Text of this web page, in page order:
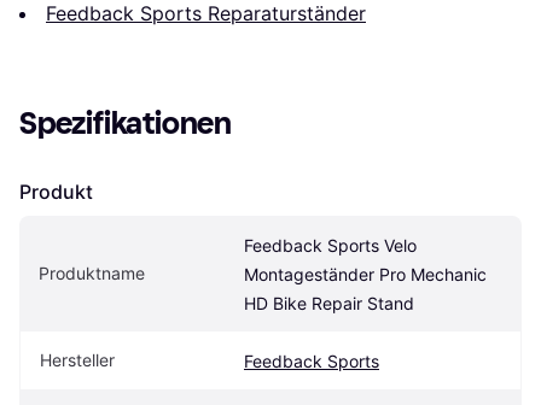
Feedback Sports Reparaturständer
Spezifikationen
Produkt
Produktname
Feedback Sports Velo
Montageständer Pro Mechanic
HD Bike Repair Stand
Hersteller Feedback Sports